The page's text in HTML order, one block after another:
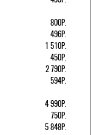
800Р.
496Р.
1 510Р.
450Р.
2 790Р.
594Р.
4 990Р.
750Р.
5 848Р.